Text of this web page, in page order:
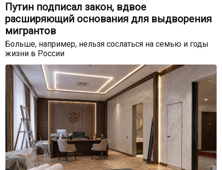
Путин подписал закон, вдвое
расширяющий основания для выдворения
мигрантов
Больше, например, нельзя сослаться на семью и годы
жизни в России